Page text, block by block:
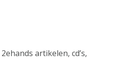
artikelen, cd’s,